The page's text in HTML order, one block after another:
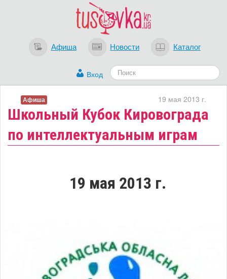
Афиша Новости Каталог
Вход
Школьный Кубок Кировограда
по интеллектуальным играм
19 мая 2013 г.
Афиша
19 мая 2013 г.